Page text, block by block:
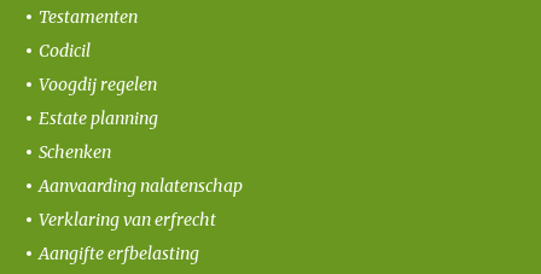
Testamenten
Codicil
Voogdij regelen
Estate planning
Schenken
Aanvaarding nalatenschap
Verklaring van erfrecht
Aangifte erfbelasting